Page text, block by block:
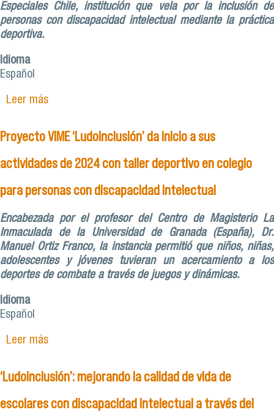
Especiales Chile, institución que vela por la inclusión de
personas con discapacidad intelectual mediante la práctica
deportiva.
Idioma
Español
Leer mássobre Fondo VIME de Pedagogía en Educación
escolares
Proyecto VIME ‘Ludoinclusión’ da inicio a sus
actividades de 2024 con taller deportivo en colegio
para personas con discapacidad intelectual
Encabezada por el profesor del Centro de Magisterio La
Inmaculada de la Universidad de Granada (España), Dr.
Manuel Ortiz Franco, la instancia permitió que niños, niñas,
adolescentes y jóvenes tuvieran un acercamiento a los
deportes de combate a través de juegos y dinámicas.
Idioma
Español
Leer mássobre Proyecto VIME ‘Ludoinclusión’ da inicio a
colegio para personas con discapacidad
intelectual
‘Ludoinclusión’: mejorando la calidad de vida de
escolares con discapacidad intelectual a través del